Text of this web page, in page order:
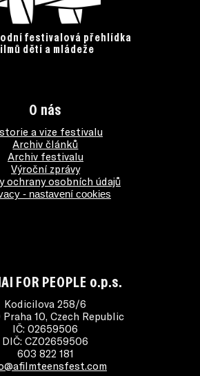
festivalová přehlídka
dětí a mládeže
O nás
a vize festivalu
Archiv článků
Archiv festivalu
Výroční zprávy
ochrany osobních údajů
- nastavení cookies
FOR PEOPLE o.p.s.
Kodicilova 258/6
10, Czech Republic
IČ: 02659506
DIČ: CZ02659506
603 822 181